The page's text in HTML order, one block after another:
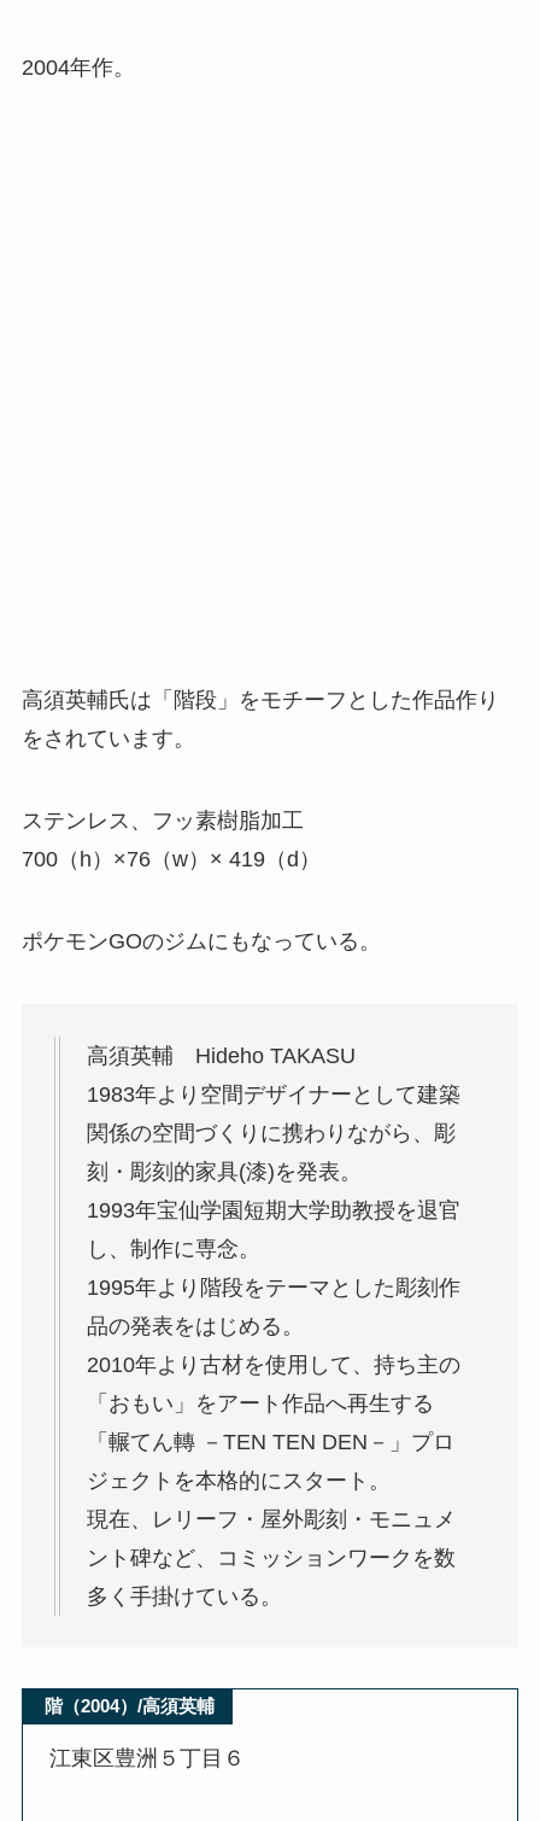
2004年作。
高須英輔氏は「階段」をモチーフとした作品作り
をされています。
ステンレス、フッ素樹脂加工
700（h）×76（w）× 419（d）
ポケモンGOのジムにもなっている。
高須英輔 Hideho TAKASU
1983年より空間デザイナーとして建築
関係の空間づくりに携わりながら、彫
刻・彫刻的家具(漆)を発表。
1993年宝仙学園短期大学助教授を退官
し、制作に専念。
1995年より階段をテーマとした彫刻作
品の発表をはじめる。
2010年より古材を使用して、持ち主の
「おもい」をアート作品へ再生する
「輾てん轉 －TEN TEN DEN－」プロ
ジェクトを本格的にスタート。
現在、レリーフ・屋外彫刻・モニュメ
ント碑など、コミッションワークを数
多く手掛けている。
階（2004）/高須英輔
江東区豊洲５丁目６